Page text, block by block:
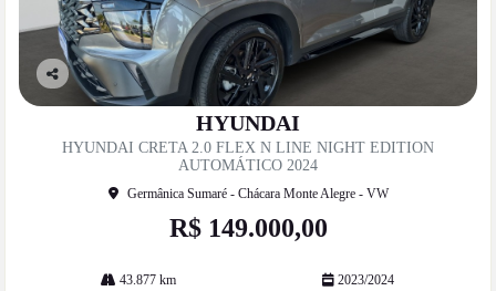
HYUNDAI
HYUNDAI CRETA 2.0 FLEX N LINE NIGHT EDITION
AUTOMÁTICO 2024
Germânica Sumaré - Chácara Monte Alegre - VW
R$ 149.000,00
43.877 km 2023/2024